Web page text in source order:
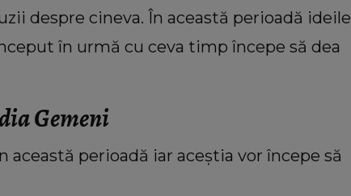
despre cineva. În această perioadă ideile
în urmă cu ceva timp începe să dea
Gemeni
această perioadă iar aceștia vor începe să